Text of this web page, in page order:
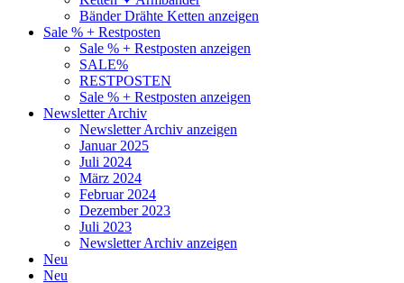
Bänder Drähte Ketten anzeigen
Sale % + Restposten
Sale % + Restposten anzeigen
SALE%
RESTPOSTEN
Sale % + Restposten anzeigen
Newsletter Archiv
Newsletter Archiv anzeigen
Januar 2025
Juli 2024
März 2024
Februar 2024
Dezember 2023
Juli 2023
Newsletter Archiv anzeigen
Neu
Neu